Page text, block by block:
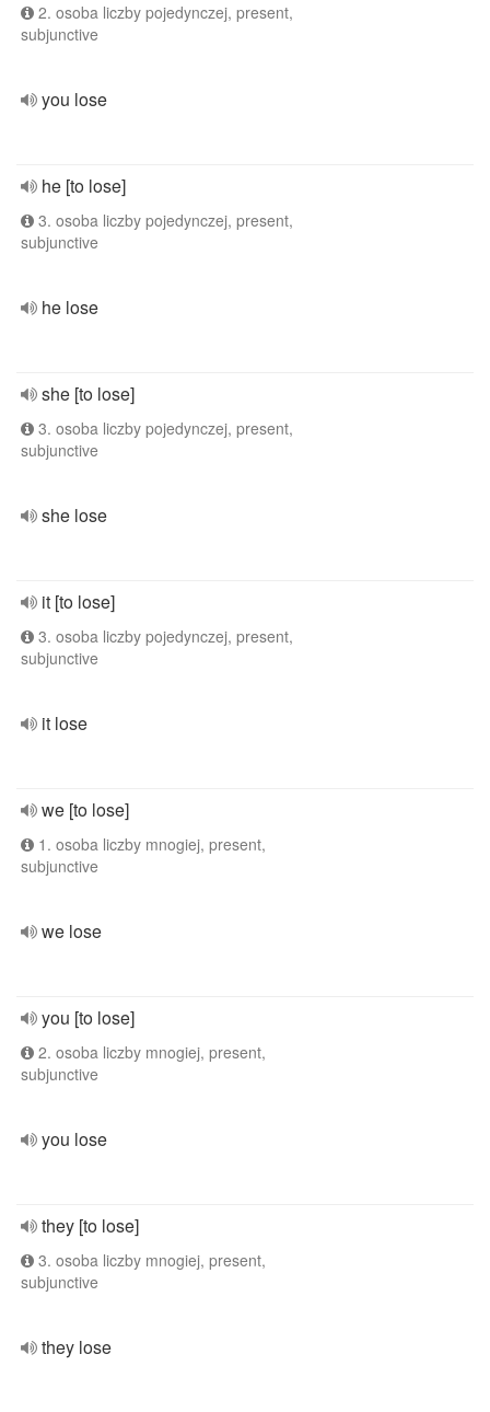
2. osoba liczby pojedynczej, present,
subjunctive
you lose
he [to lose]
3. osoba liczby pojedynczej, present,
subjunctive
he lose
she [to lose]
3. osoba liczby pojedynczej, present,
subjunctive
she lose
it [to lose]
3. osoba liczby pojedynczej, present,
subjunctive
it lose
we [to lose]
1. osoba liczby mnogiej, present,
subjunctive
we lose
you [to lose]
2. osoba liczby mnogiej, present,
subjunctive
you lose
they [to lose]
3. osoba liczby mnogiej, present,
subjunctive
they lose